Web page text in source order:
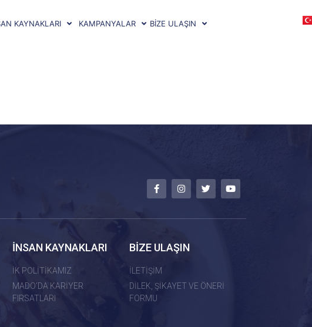
KAYNAKLARI KAMPANYALAR BİZE ULAŞIN
İNSAN KAYNAKLARI
İK POLİTİKAMIZ
MADO'DA KARİYER
FIRSATLARI
BİZE ULAŞIN
İLETİŞİM
DİLEK, ŞİKAYET VE ÖNERİ
FORMU